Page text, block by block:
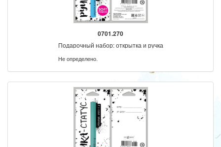
0701.270
Подарочный набор: открытка и ручка
Не определено.